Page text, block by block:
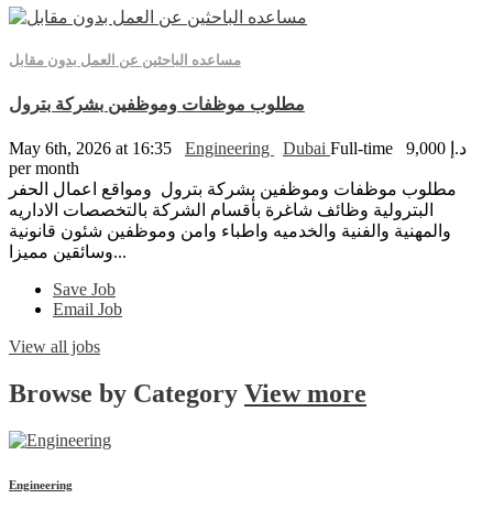
مساعده الباحثين عن العمل بدون مقابل
مطلوب موظفات وموظفين بشركة بترول
May 6th, 2026 at 16:35 Engineering Dubai Full-time
9,000 د.إ
per month
مطلوب موظفات وموظفين بشركة بترول ومواقع اعمال الحفر
البترولية وظائف شاغرة بأقسام الشركة بالتخصصات الاداريه
والمهنية والفنية والخدميه واطباء وامن وموظفين شئون قانونية
وسائقين مميزا...
Save Job
Email Job
View all jobs
Browse by Category View more
Engineering